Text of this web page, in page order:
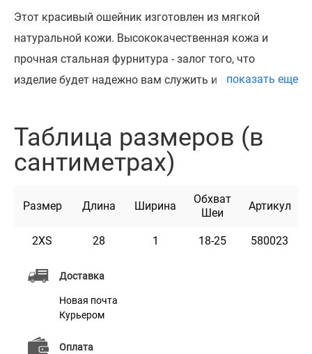
Доставка
Новая почта
Курьером
Оплата
Этот красивый ошейник изготовлен из мягкой
натуральной кожи. Высококачественная кожа и
прочная стальная фурнитура - залог того, что
изделие будет надежно вам служить и надолго
шеи вашего кота гибкой сантиметровой лентой и
сверьте полученные данные с информацией в
отлично подходит для котов любых пород. Стальная
стильно. Все ошейники имеют насыщенный цвет и
выглядят в точности как на фотографиях.
Характеристики
показать еще
Таблица размеров (в
сантиметрах)
Размер Длина Ширина
Обхват
Шеи
Артикул
2XS 28 1 18-25 580023